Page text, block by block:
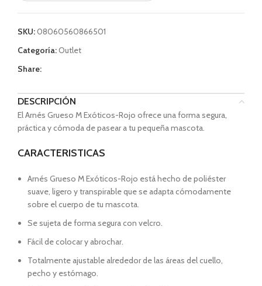
SKU:08060560866501
Categoría:Outlet
Share:
DESCRIPCIÓN
El Arnés Grueso M Exóticos-Rojo ofrece una forma segura,
práctica y cómoda de pasear a tu pequeña mascota.
CARACTERISTICAS
Arnés Grueso M Exóticos-Rojo está hecho de poliéster
suave, ligero y transpirable que se adapta cómodamente
sobre el cuerpo de tu mascota.
Se sujeta de forma segura con velcro.
Fácil de colocar y abrochar.
Totalmente ajustable alrededor de las áreas del cuello,
pecho y estómago.